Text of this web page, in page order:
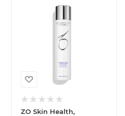
ZO Skin Health,